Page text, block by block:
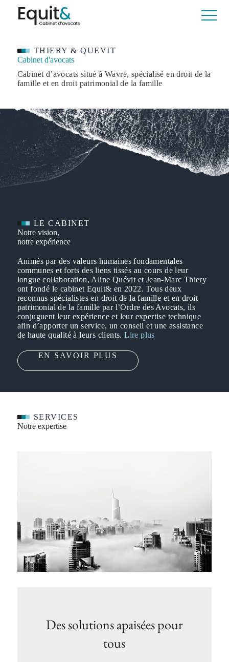
THIERY & QUEVIT
Cabinet d'avocats
Cabinet d’avocats situé à Wavre, spécialisé en droit de la
famille et en droit patrimonial de la famille
LE CABINET
Notre vision,
notre expérience
Animés par des valeurs humaines fondamentales
communes et forts des liens tissés au cours de leur
longue collaboration, Aline Quévit et Jean-Marc Thiery
ont fondé le cabinet Equit& en 2022. Tous deux
reconnus spécialistes en droit de la famille et en droit
patrimonial de la famille par l’Ordre des Avocats, ils
conjuguent leur expérience et leur expertise technique
afin d’apporter un service, un conseil et une assistance
de haute qualité à leurs clients.Lire plus
EN SAVOIR PLUS
SERVICES
Notre expertise
Des solutions apaisées pour
tous